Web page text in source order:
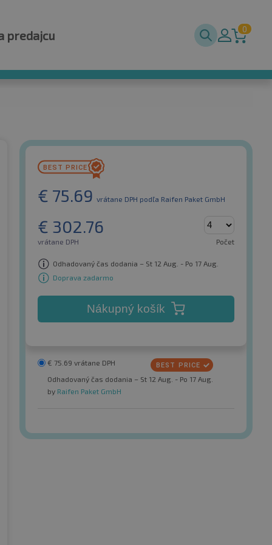
predajcu 0
€ 75.69 vrátane DPH podľa Raifen Paket GmbH
€ 302.76
vrátane DPH Počet
Odhadovaný čas dodania – St 12 Aug. - Po 17 Aug.
Doprava zadarmo
Nákupný košík
€ 75.69 vrátane DPH
Odhadovaný čas dodania – St 12 Aug. - Po 17 Aug.
by Raifen Paket GmbH